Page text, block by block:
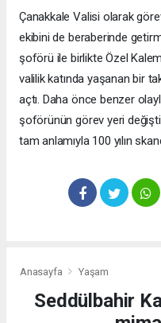
Çanakkale Valisi olarak
ekibini de beraberinde
şoförü ile birlikte Özel
valilik katında yaşanan bir
açtı. Daha önce benzer
şoförünün görev yeri
tam anlamıyla 100 yılın
Anasayfa Yaşam
Seddülbahir